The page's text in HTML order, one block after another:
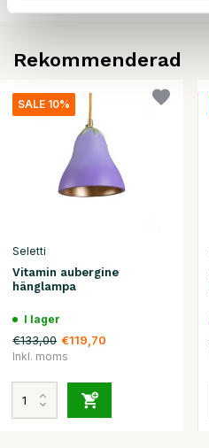
Rekommenderad
SALE 10%
Seletti
Vitamin aubergine
hänglampa
I lager
€133,00 €119,70
Inkl. moms